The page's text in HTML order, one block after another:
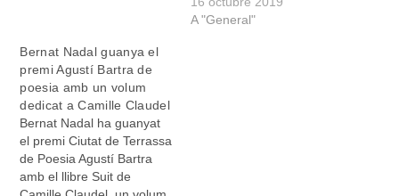
A "General"
Bernat Nadal guanya el
premi Agustí Bartra de
poesia amb un volum
dedicat a Camille Claudel
Bernat Nadal ha guanyat
el premi Ciutat de Terrassa
de Poesia Agustí Bartra
amb el llibre Suit de